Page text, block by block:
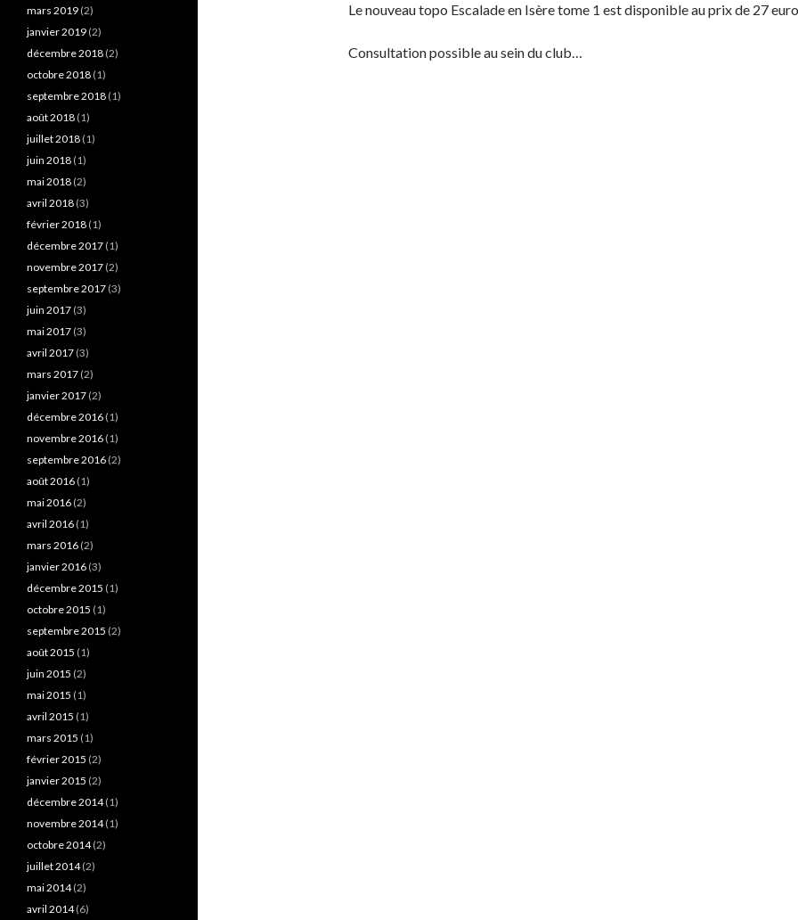
Le nouveau topo Escalade en Isère tome 1 est disponible au prix de 27
Consultation possible au sein du club…
mars 2019 (2)
janvier 2019 (2)
décembre 2018 (2)
octobre 2018 (1)
septembre 2018 (1)
août 2018 (1)
juillet 2018 (1)
juin 2018 (1)
mai 2018 (2)
avril 2018 (3)
février 2018 (1)
décembre 2017 (1)
novembre 2017 (2)
septembre 2017 (3)
juin 2017 (3)
mai 2017 (3)
avril 2017 (3)
mars 2017 (2)
janvier 2017 (2)
décembre 2016 (1)
novembre 2016 (1)
septembre 2016 (2)
août 2016 (1)
mai 2016 (2)
avril 2016 (1)
mars 2016 (2)
janvier 2016 (3)
décembre 2015 (1)
octobre 2015 (1)
septembre 2015 (2)
août 2015 (1)
juin 2015 (2)
mai 2015 (1)
avril 2015 (1)
mars 2015 (1)
février 2015 (2)
janvier 2015 (2)
décembre 2014(1)
novembre 2014(1)
octobre 2014(2)
juillet 2014(2)
mai 2014(2)
avril 2014(6)